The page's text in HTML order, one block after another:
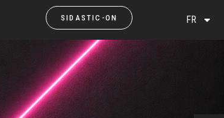
SIDASTIC-ON FR